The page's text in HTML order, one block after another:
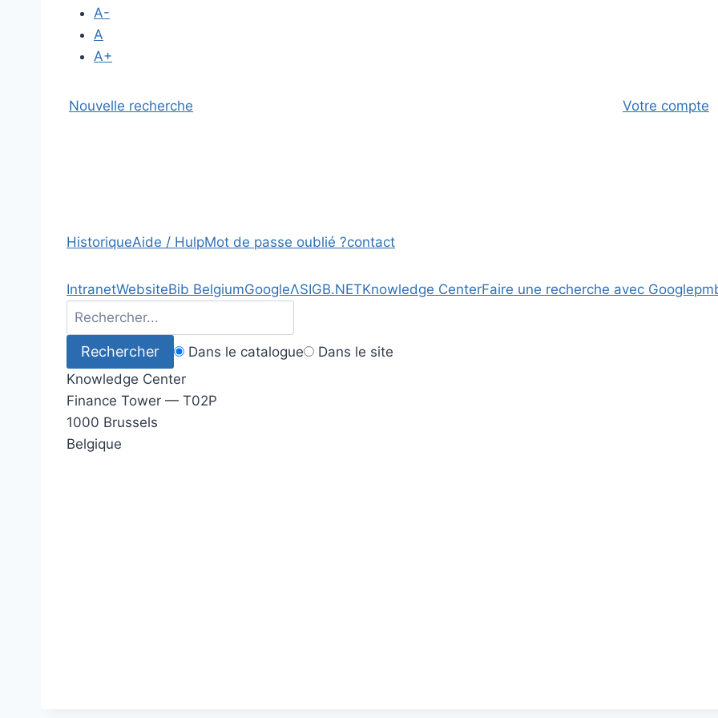
A-
A
A+
Nouvelle recherche Votre compte
HistoriqueAide / HulpMot de passe oublié ?contact
IntranetWebsiteBib BelgiumGoogleΛSIGB.NETKnowledge CenterFaire une recherche avec Google
Dans le catalogue
Dans le site
Knowledge Center
Finance Tower — T02P
1000 Brussels
Belgique